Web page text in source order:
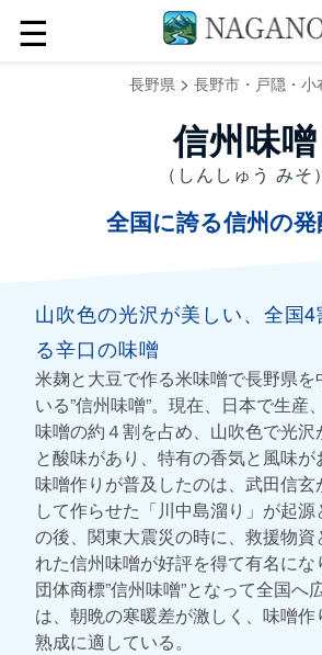
☰
長野県 > 長野市・戸隠・小
信州味噌
（しんしゅう みそ）
全国に誇る信州の発
山吹色の光沢が美しい、全国
る辛口の味噌
米麹と大豆で作る米味噌で長野県を
いる”信州味噌”。現在、日本で生産
味噌の約４割を占め、山吹色で光
と酸味があり、特有の香気と風味
味噌作りが普及したのは、武田信玄
して作らせた「川中島溜り」が起
の後、関東大震災の時に、救援物資
れた信州味噌が好評を得て有名にな
団体商標”信州味噌”となって全国へ
は、朝晩の寒暖差が激しく、味噌作
熟成に適している。